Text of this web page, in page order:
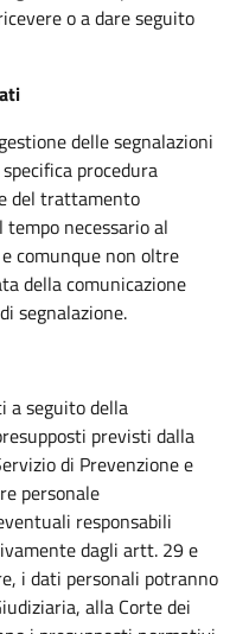
o a dare seguito
delle segnalazioni
procedura
del trattamento
necessario al
comunque non oltre
della comunicazione
segnalazione.
a seguito della
previsti dalla
di Prevenzione e
personale
responsabili
dagli artt. 29 e
i dati personali potranno
alla Corte dei